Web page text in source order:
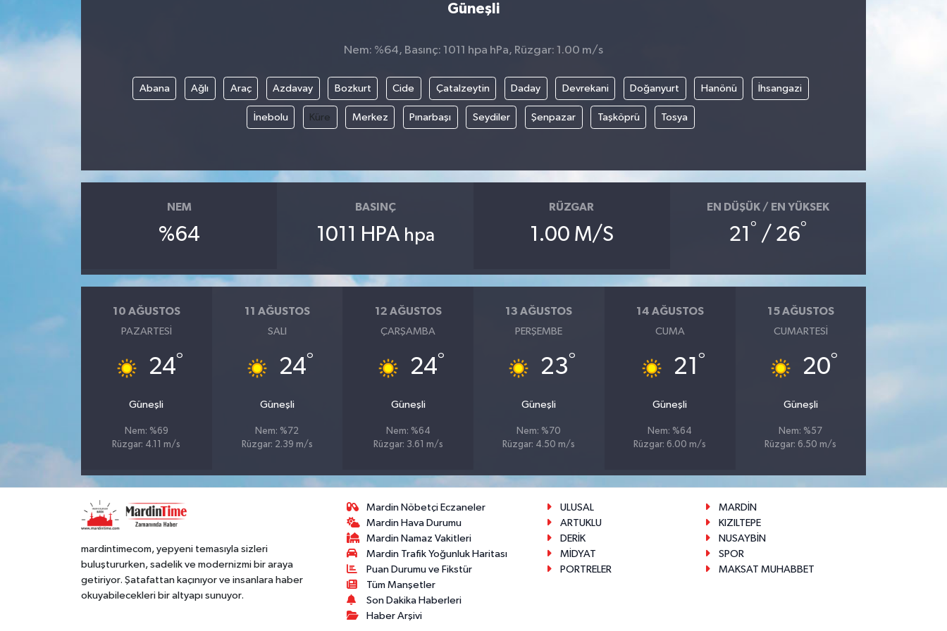
Güneşli
Nem: %64, Basınç: 1011 hpa hPa, Rüzgar: 1.00 m/s
Abana Ağlı Araç Azdavay Bozkurt Cide Çatalzeytin Daday Devrekani Doğanyurt Hanönü İhsangazi
İnebolu Küre Merkez Pınarbaşı Seydiler Şenpazar Taşköprü Tosya
NEM
%64
BASINÇ
1011 HPA hpa
RÜZGAR
1.00 M/S
EN DÜŞÜK / EN YÜKSEK
21° / 26°
10 AĞUSTOS
PAZARTESI
24°
Güneşli
Nem: %69
Rüzgar: 4.11 m/s
11 AĞUSTOS
SALI
24°
Güneşli
Nem: %72
Rüzgar: 2.39 m/s
12 AĞUSTOS
ÇARŞAMBA
24°
Güneşli
Nem: %64
Rüzgar: 3.61 m/s
13 AĞUSTOS
PERŞEMBE
23°
Güneşli
Nem: %70
Rüzgar: 4.50 m/s
14 AĞUSTOS
CUMA
21 °
Güneşli
Nem: %64
Rüzgar: 6.00 m/s
15 AĞUSTOS
CUMARTESI
20°
Güneşli
Nem: %57
Rüzgar: 6.50 m/s
mardintimecom, yepyeni temasıyla sizleri
buluştururken, sadelik ve modernizmi bir araya
getiriyor. Şatafattan kaçınıyor ve insanlara haber
okuyabilecekleri bir altyapı sunuyor.
Mardin Nöbetçi Eczaneler
Mardin Hava Durumu
Mardin Namaz Vakitleri
Mardin Trafik Yoğunluk Haritası
Puan Durumu ve Fikstür
Tüm Manşetler
Son Dakika Haberleri
Haber Arşivi
ULUSAL
MARDİN
ARTUKLU
KIZILTEPE
DERİK
NUSAYBİN
MİDYAT
SPOR
PORTRELER
MAKSAT MUHABBET